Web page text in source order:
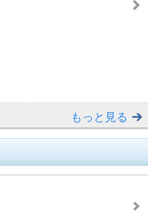
もっと見る